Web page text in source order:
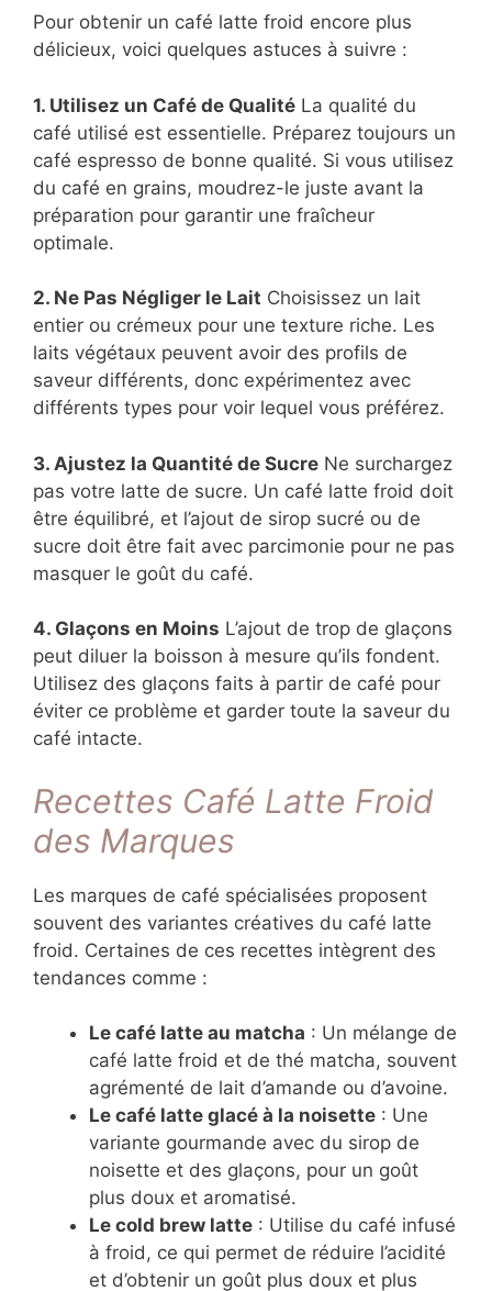
Pour obtenir un café latte froid encore plus
délicieux, voici quelques astuces à suivre :
1. Utilisez un Café de Qualité La qualité du
café utilisé est essentielle. Préparez toujours un
café espresso de bonne qualité. Si vous utilisez
du café en grains, moudrez-le juste avant la
préparation pour garantir une fraîcheur
optimale.
2. Ne Pas Négliger le Lait Choisissez un lait
entier ou crémeux pour une texture riche. Les
laits végétaux peuvent avoir des profils de
saveur différents, donc expérimentez avec
différents types pour voir lequel vous préférez.
3. Ajustez la Quantité de Sucre Ne surchargez
pas votre latte de sucre. Un café latte froid doit
être équilibré, et l’ajout de sirop sucré ou de
sucre doit être fait avec parcimonie pour ne pas
masquer le goût du café.
4. Glaçons en Moins L’ajout de trop de glaçons
peut diluer la boisson à mesure qu’ils fondent.
Utilisez des glaçons faits à partir de café pour
éviter ce problème et garder toute la saveur du
café intacte.
Recettes Café Latte Froid
des Marques
Les marques de café spécialisées proposent
souvent des variantes créatives du café latte
froid. Certaines de ces recettes intègrent des
tendances comme :
Le café latte au matcha : Un mélange de
café latte froid et de thé matcha, souvent
agrémenté de lait d’amande ou d’avoine.
Le café latte glacé à la noisette : Une
variante gourmande avec du sirop de
noisette et des glaçons, pour un goût
plus doux et aromatisé.
Le cold brew latte : Utilise du café infusé
à froid, ce qui permet de réduire l’acidité
et d’obtenir un goût plus doux et plus